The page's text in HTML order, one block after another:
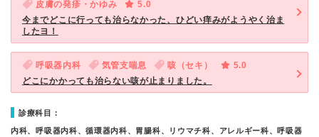
皮膚の発疹・かゆみ
5.0
今までどこに行っても治らなかった、ひどい痒みがようやく治ま
したヨ！
呼吸器内科 気管支喘息 咳（セキ）
5.0
どこにかかっても治らない咳が止まりました。
診療科目：
内科、呼吸器内科、循環器内科、胃腸科、リウマチ科、アレルギー科、呼吸器